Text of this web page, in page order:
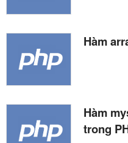
Hàm
Hàm
trong